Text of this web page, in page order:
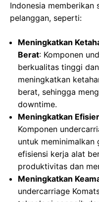
Indonesia memberikan
pelanggan, seperti:
Meningkatkan
Berat: Komponen
berkualitas tinggi
meningkatkan
berat, sehingga
downtime.
Meningkatkan
Komponen
untuk meminimalkan
efisiensi kerja alat
produktivitas dan
Meningkatkan
undercarriage